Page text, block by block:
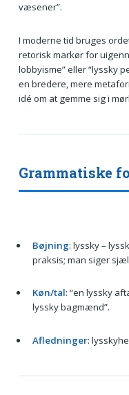
væsener”.
I moderne tid bruges
retorisk markør for
lobbyisme” eller “lyssky
en bredere, mere
idé om at gemme sig i
Grammatiske
Bøjning: lyssky –
praksis; man siger
Køn/tal: “en lyssky
lyssky bagmænd”.
Afledninger: